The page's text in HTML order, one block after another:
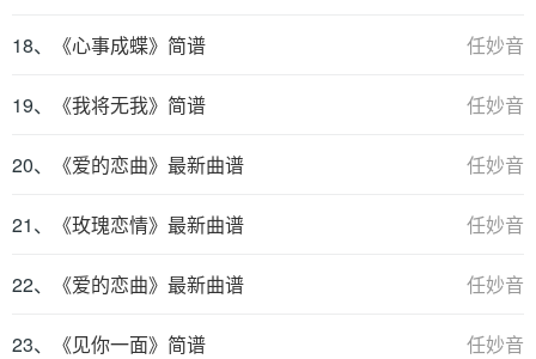
任妙音
18、 《心事成蝶》简谱
任妙音
19、 《我将无我》简谱
任妙音
20、 《爱的恋曲》最新曲谱
任妙音
21、 《玫瑰恋情》最新曲谱
任妙音
22、 《爱的恋曲》最新曲谱
任妙音
23、 《见你一面》简谱